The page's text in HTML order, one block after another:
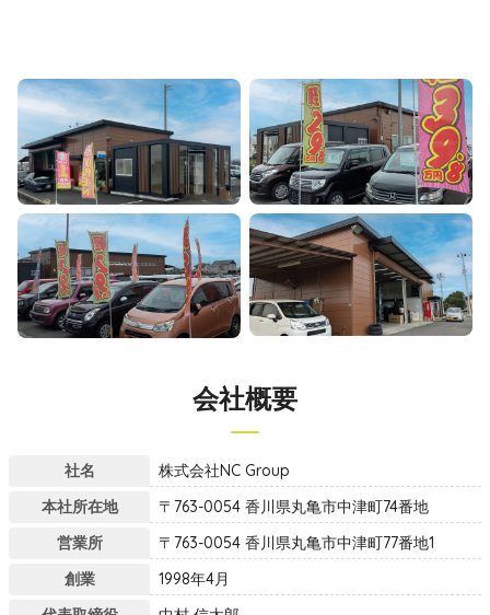
会社概要
社名
株式会社NC Group
本社所在地
〒763-0054 香川県丸亀市中津町74番地
営業所
〒763-0054 香川県丸亀市中津町77番地1
創業
1998年4月